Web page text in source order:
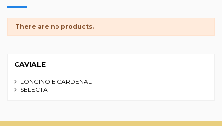
There are no products.
CAVIALE
LONGINO E CARDENAL
SELECTA